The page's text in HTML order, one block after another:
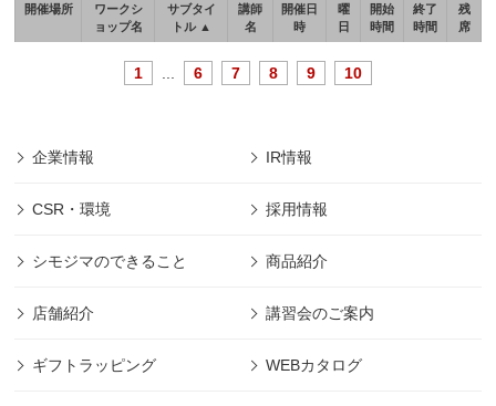
開催場所
ワークシ
ョップ名
サブタイ
トル ▲
講師
名
開催日
時
曜
日
開始
時間
終了
時間
残
席
1 6 7 8 9 10
企業情報 IR情報
CSR・環境 採用情報
シモジマのできること 商品紹介
店舗紹介 講習会のご案内
ギフトラッピング WEBカタログ